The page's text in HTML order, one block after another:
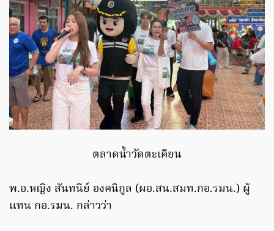
ตลาดน้ำวัดตะเคียน
พ.อ.หญิง สันทนีย์ องคนิกูล (ผอ.สน.สมท.กอ.รมน.) ผู้
แทน กอ.รมน. กล่าวว่า